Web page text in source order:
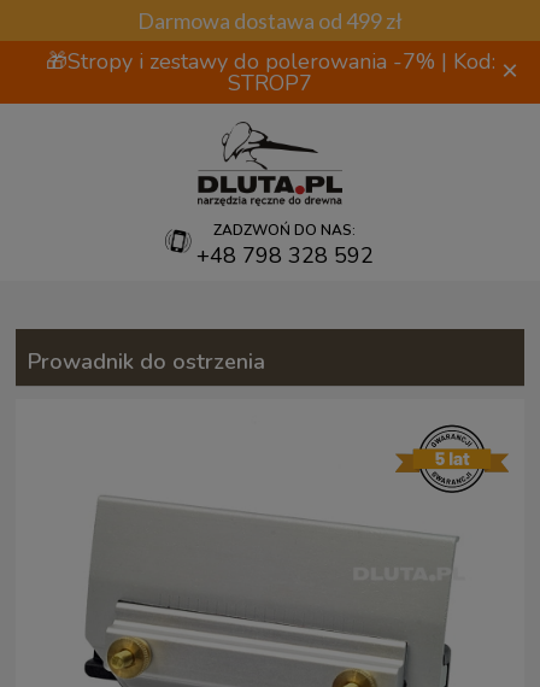
Darmowa dostawa od 499 zł
🎁Stropy i zestawy do polerowania -7% | Kod:
STROP7 ×
ZADZWOŃ DO NAS:
+48 798 328 592
Prowadnik do ostrzenia